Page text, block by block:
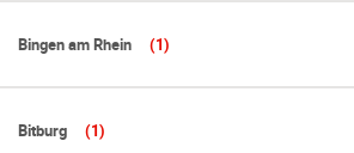
Bingen am Rhein (1)
Bitburg (1)